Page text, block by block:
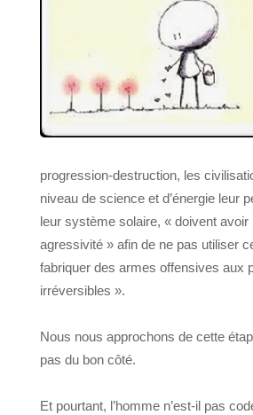
progression-destruction, les
niveau de science et d’énergie leur
leur système solaire, « doivent avoir
agressivité » afin de ne pas utiliser
fabriquer des armes offensives aux
irréversibles ».
Nous nous approchons de cette
pas du bon côté.
Et pourtant, l’homme n’est-il pas